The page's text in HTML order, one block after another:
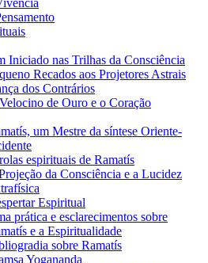
Iniciado nas Trilhas da Consciência
Recados aos Projetores Astrais
dos Contrários
de Ouro e o Coração
um Mestre da síntese Oriente-
espirituais de Ramatís
da Consciência e a Lucidez
Espiritual
prática e esclarecimentos sobre
e a Espiritualidade
sobre Ramatís
Yogananda